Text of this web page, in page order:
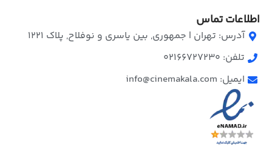
اطلاعات تماس
آدرس: تهران | جمهوری, بین یاسری و نوفلاح, پلاک ۱۲۲۱
تلفن: 02166727230
ایمیل: info@cinemakala.com